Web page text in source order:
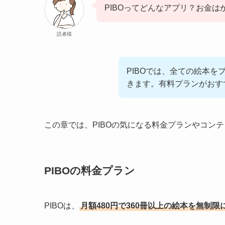
読者様
PIBOってどんなアプリ？お金は
PIBOでは、全ての絵本を
きます。有料プランがお
この章では、PIBOの気になる料金プランやコン
PIBOの料金プラン
PIBOは、 月額480円で360冊以上の絵本を無制限